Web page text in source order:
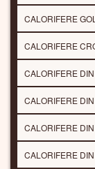
CALORIFERE
CALORIFERE
CALORIFERE
CALORIFERE
CALORIFERE
CALORIFERE